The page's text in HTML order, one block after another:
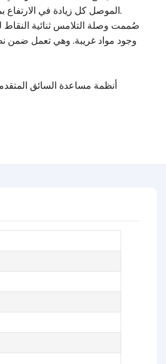
الموصل كل زيادة في الارتفاع بمقدار 0.5 مم، ويتمتع بتوافق أقصى عالي السرعة يبلغ 3.0 جيجابت في الثانية.
صُممت وصلة التلامس ثنائية
أنظمة مساعدة السائق